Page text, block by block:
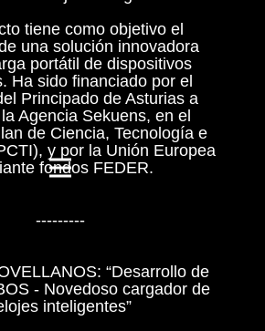
tiene como objetivo el
una solución innovadora
portátil de dispositivos
Ha sido financiado por el
Principado de Asturias a
Agencia Sekuens, en el
de Ciencia, Tecnología e
y por la Unión Europea
fondos FEDER.
---------
“Desarrollo de
- Novedoso cargador de
inteligentes”